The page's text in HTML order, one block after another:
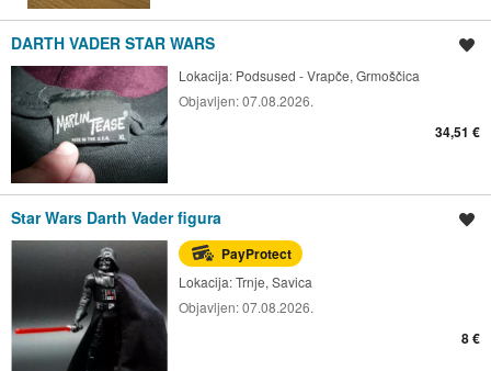
DARTH VADER STAR WARS
Lokacija: Podsused - Vrapče, Grmoščica
Objavljen:07.08.2026.
34,51 €
Star Wars Darth Vader figura
PayProtect
Lokacija:Trnje, Savica
Objavljen:07.08.2026.
8 €